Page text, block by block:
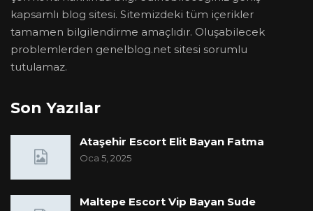
kapsamlı blog sitesi. Sitemizdeki tüm içerikler
tamamen bilgilendirme amaçlıdır. Oluşabilecek
problemlerden genelblog.net sitesi sorumlu
tutulamaz.
Son Yazılar
Ataşehir Escort Elit Bayan Fatma
Oca 5, 2025
Maltepe Escort Vip Bayan Sude